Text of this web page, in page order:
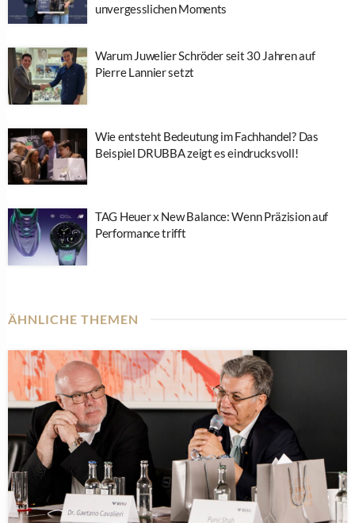
unvergesslichen Moments
Warum Juwelier Schröder seit 30 Jahren auf
Pierre Lannier setzt
Wie entsteht Bedeutung im Fachhandel? Das
Beispiel DRUBBA zeigt es eindrucksvoll!
TAG Heuer x New Balance: Wenn Präzision auf
Performance trifft
ÄHNLICHE THEMEN